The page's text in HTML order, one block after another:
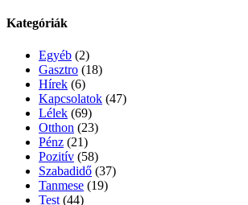
Kategóriák
Egyéb (2)
Gasztro (18)
Hírek (6)
Kapcsolatok (47)
Lélek (69)
Otthon (23)
Pénz (21)
Pozitív (58)
Szabadidő (37)
Tanmese (19)
Test (44)